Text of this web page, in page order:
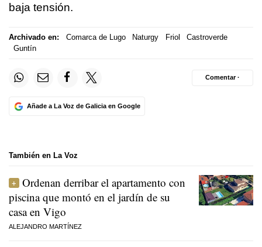
baja tensión.
Archivado en: Comarca de Lugo Naturgy Friol
Castroverde
Guntín
Añade a La Voz de Galicia en Google
Comentar ·
También en La Voz
Ordenan derribar el apartamento con
piscina que montó en el jardín de su
casa en Vigo
ALEJANDRO MARTÍNEZ